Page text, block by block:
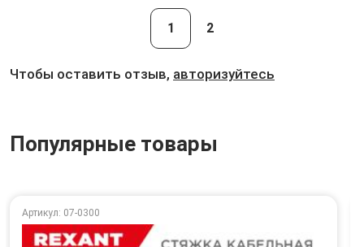
1 2
Чтобы оставить отзыв, авторизуйтесь
Популярные товары
Артикул: 07-0300